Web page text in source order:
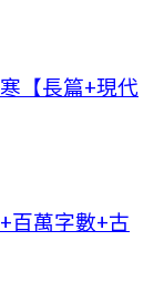
【長篇+現代
百萬字數+古